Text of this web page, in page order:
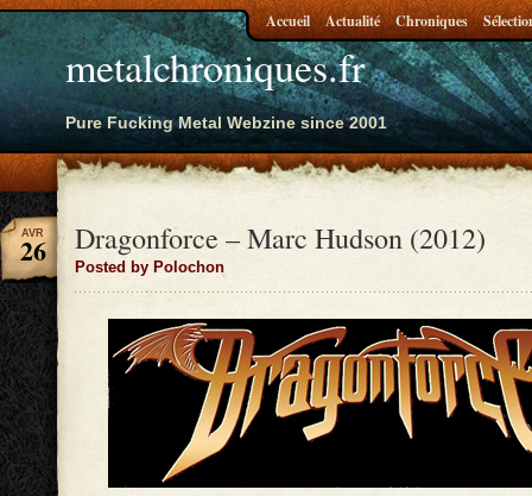
metalchroniques.fr
Pure Fucking Metal Webzine since 2001
Accueil Actualité Chroniques
Dragonforce – Marc Hudson (2012)
Posted by Polochon
AVR
26